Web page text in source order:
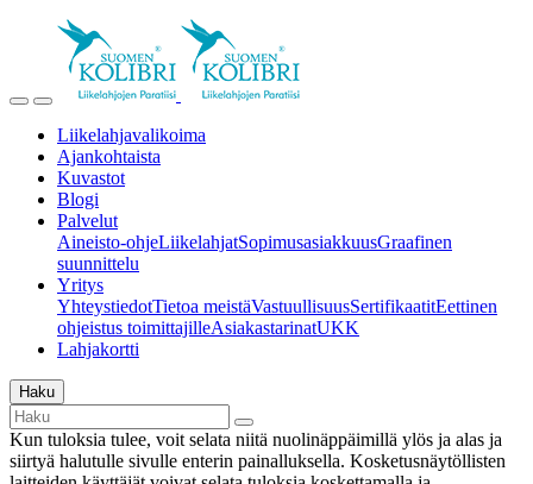
Liikelahjavalikoima
Ajankohtaista
Kuvastot
Blogi
Palvelut
Aineisto-ohjeLiikelahjatSopimusasiakkuusGraafinen
suunnittelu
Yritys
YhteystiedotTietoa meistäVastuullisuusSertifikaatitEettinen
ohjeistus toimittajilleAsiakastarinatUKK
Lahjakortti
Haku
Kun tuloksia tulee, voit selata niitä nuolinäppäimillä ylös ja alas ja
siirtyä halutulle sivulle enterin painalluksella. Kosketusnäytöllisten